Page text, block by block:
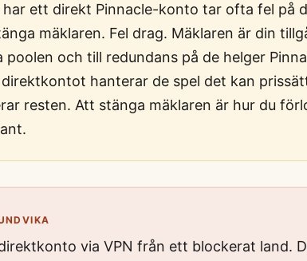
har ett direkt Pinnacle-konto tar ofta fel på
mäklaren. Fel drag. Mäklaren är din
poolen och till redundans på de helger
hanterar de spel det kan
resten. Att stänga mäklaren är hur du
via VPN från ett blockerat land.